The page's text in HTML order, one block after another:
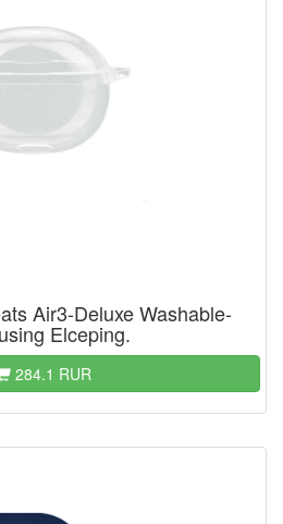
Air3-Deluxe Washable-
Elceping.
284.1 RUR